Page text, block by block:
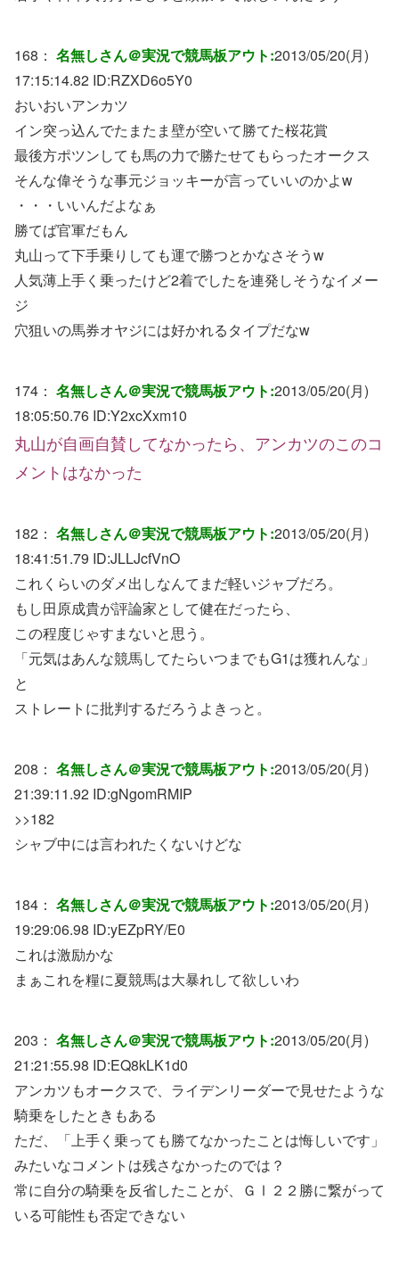
168： 名無しさん＠実況で競馬板アウト:2013/05/20(月)
17:15:14.82 ID:RZXD6o5Y0
おいおいアンカツ
イン突っ込んでたまたま壁が空いて勝てた桜花賞
最後方ポツンしても馬の力で勝たせてもらったオークス
そんな偉そうな事元ジョッキーが言っていいのかよw
・・・いいんだよなぁ
勝てば官軍だもん
丸山って下手乗りしても運で勝つとかなさそうw
人気薄上手く乗ったけど2着でしたを連発しそうなイメー
ジ
穴狙いの馬券オヤジには好かれるタイプだなw
174： 名無しさん＠実況で競馬板アウト:2013/05/20(月)
18:05:50.76 ID:Y2xcXxm10
丸山が自画自賛してなかったら、アンカツのこのコ
メントはなかった
182： 名無しさん＠実況で競馬板アウト:2013/05/20(月)
18:41:51.79 ID:JLLJcfVnO
これくらいのダメ出しなんてまだ軽いジャブだろ。
もし田原成貴が評論家として健在だったら、
この程度じゃすまないと思う。
「元気はあんな競馬してたらいつまでもG1は獲れんな」
と
ストレートに批判するだろうよきっと。
208： 名無しさん＠実況で競馬板アウト:2013/05/20(月)
21:39:11.92 ID:gNgomRMIP
>>182
シャブ中には言われたくないけどな
184： 名無しさん＠実況で競馬板アウト:2013/05/20(月)
19:29:06.98 ID:yEZpRY/E0
これは激励かな
まぁこれを糧に夏競馬は大暴れして欲しいわ
203： 名無しさん＠実況で競馬板アウト:2013/05/20(月)
21:21:55.98 ID:EQ8kLK1d0
アンカツもオークスで、ライデンリーダーで見せたような
騎乗をしたときもある
ただ、「上手く乗っても勝てなかったことは悔しいです」
みたいなコメントは残さなかったのでは？
常に自分の騎乗を反省したことが、ＧⅠ２２勝に繋がって
いる可能性も否定できない